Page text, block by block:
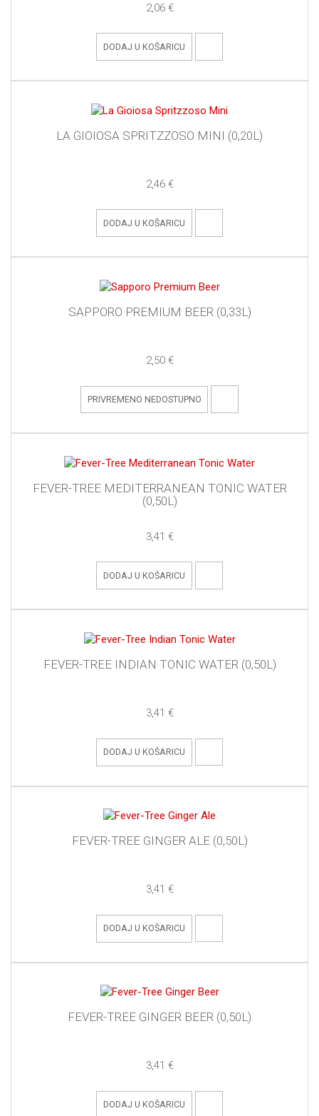
2,06 €
DODAJ U KOŠARICU
LA GIOIOSA SPRITZZOSO MINI (0,20L)
2,46 €
DODAJ U KOŠARICU
SAPPORO PREMIUM BEER (0,33L)
2,50 €
PRIVREMENO NEDOSTUPNO
FEVER-TREE MEDITERRANEAN TONIC WATER
(0,50L)
3,41 €
DODAJ U KOŠARICU
FEVER-TREE INDIAN TONIC WATER (0,50L)
3,41 €
DODAJ U KOŠARICU
FEVER-TREE GINGER ALE (0,50L)
3,41 €
DODAJ U KOŠARICU
FEVER-TREE GINGER BEER (0,50L)
3,41 €
DODAJ U KOŠARICU